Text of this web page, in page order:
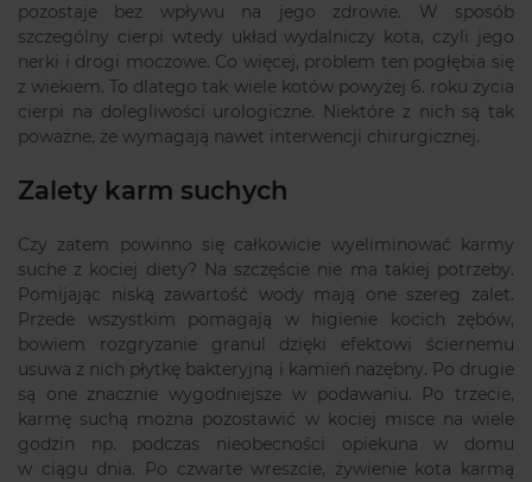
pozostaje bez wpływu na jego zdrowie. W sposób
szczególny cierpi wtedy układ wydalniczy kota, czyli jego
nerki i drogi moczowe. Co więcej, problem ten pogłębia się
z wiekiem. To dlatego tak wiele kotów powyżej 6. roku życia
cierpi na dolegliwości urologiczne. Niektóre z nich są tak
poważne, że wymagają nawet interwencji chirurgicznej.
Zalety karm suchych
Czy zatem powinno się całkowicie wyeliminować karmy
suche z kociej diety? Na szczęście nie ma takiej potrzeby.
Pomijając niską zawartość wody mają one szereg zalet.
Przede wszystkim pomagają w higienie kocich zębów,
bowiem rozgryzanie granul dzięki efektowi ściernemu
usuwa z nich płytkę bakteryjną i kamień nazębny. Po drugie
są one znacznie wygodniejsze w podawaniu. Po trzecie,
karmę suchą można pozostawić w kociej misce na wiele
godzin np. podczas nieobecności opiekuna w domu
w ciągu dnia. Po czwarte wreszcie, żywienie kota karmą